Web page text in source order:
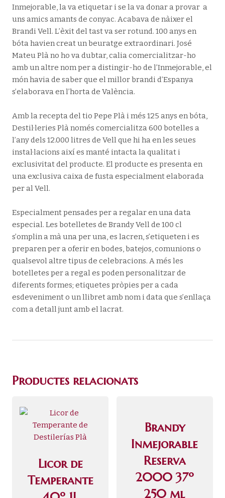
Inmejorable, la va etiquetar i se la va donar a provar a
uns amics amants de conyac. Acabava de nàixer el
Brandi Vell. L’èxit del tast va ser rotund. 100 anys en
bóta havien creat un beuratge extraordinari. José
Mateu Plà no ho va dubtar, calia comercialitzar-ho
amb un altre nom per a distingir-ho de l’Inmejorable, el
món havia de saber que el millor brandi d’Espanya
s’elaborava en l’horta de València.
Amb la recepta del tio Pepe Plà i més 125 anys en bóta,
Destil·leries Plà només comercialitza 600 botelles a
l’any dels 12.000 litres de Vell que hi ha en les seues
instal·lacions així es manté intacta la qualitat i
exclusivitat del producte. El producte es presenta en
una exclusiva caixa de fusta especialment elaborada
per al Vell.
Especialment pensades per a regalar en una data
especial. Les botelletes de Brandy Vell de 100 cl
s’omplin a mà una per una, es lacren, s’etiqueten i es
preparen per a oferir en bodes, batejos, comunions o
qualsevol altre tipus de celebracions. A més les
botelletes per a regal es poden personalitzar de
diferents formes; etiquetes pròpies per a cada
esdeveniment o un llibret amb nom i data que s’enllaça
com a detall junt amb el lacrat.
Productes relacionats
Licor de
Temperante
Brandy
Inmejorable
Reserva
2000 37º
250 ml